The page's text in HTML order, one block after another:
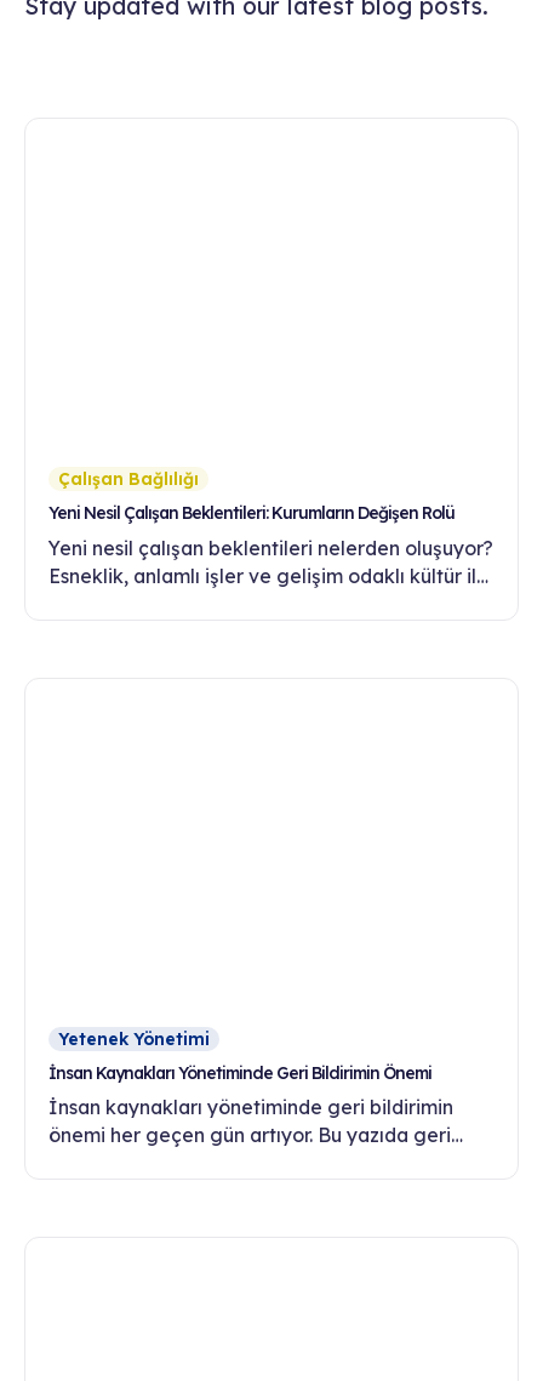
Çalışan Bağlılığı
Yeni Nesil Çalışan Beklentileri: Kurumların Değişen Rolü
Yeni nesil çalışan beklentileri nelerden oluşuyor?
Esneklik, anlamlı işler ve gelişim odaklı kültür ile
Yetenek Yönetimi
İnsan Kaynakları Yönetiminde Geri Bildirimin Önemi
İnsan kaynakları yönetiminde geri bildirimin
önemi her geçen gün artıyor. Bu yazıda geri